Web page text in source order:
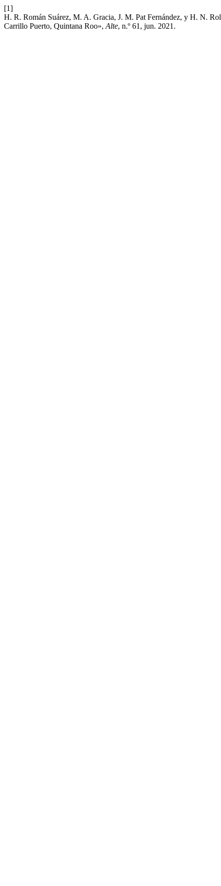
[1]
H. R. Román Suárez, M. A. Gracia, J. M. Pat Fernández, y H. N.
Carrillo Puerto, Quintana Roo», Alte, n.º 61, jun. 2021.